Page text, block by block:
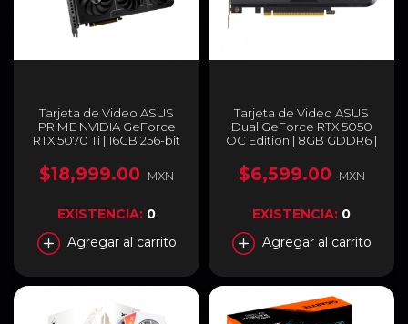
Tarjeta de Video ASUS
PRIME NVIDIA GeForce
RTX 5070 Ti | 16GB 256-bit
90YV0MF1-M0AA00
$18,999.00 MXN
EXISTENCIA: 0
Agregar al carrito
Tarjeta de Video ASUS
Dual GeForce RTX 5050
OC Edition | 8GB GDDR6 |
Negro | DUAL-RTX5050-
O8G
$6,599.00 MXN
EXISTENCIA: 0
Agregar al carrito